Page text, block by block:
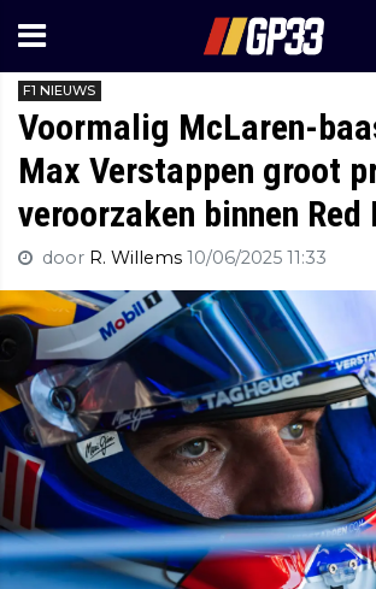
F1 NIEUWS
Voormalig McLaren-
Max Verstappen groot
veroorzaken binnen Red
door R. Willems 10/06/2025 11:33